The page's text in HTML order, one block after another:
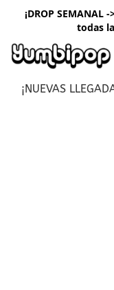
¡DROP SEMANAL
todas
¡NUEVAS